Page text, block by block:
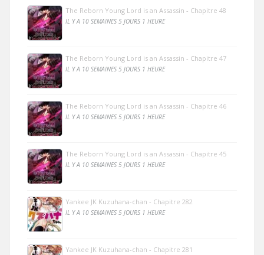
The Reborn Young Lord is an Assassin - Chapitre 48
IL Y A 10 SEMAINES 5 JOURS 1 HEURE
The Reborn Young Lord is an Assassin - Chapitre 47
IL Y A 10 SEMAINES 5 JOURS 1 HEURE
The Reborn Young Lord is an Assassin - Chapitre 46
IL Y A 10 SEMAINES 5 JOURS 1 HEURE
The Reborn Young Lord is an Assassin - Chapitre 45
IL Y A 10 SEMAINES 5 JOURS 1 HEURE
Yankee JK Kuzuhana-chan - Chapitre 282
IL Y A 10 SEMAINES 5 JOURS 1 HEURE
Yankee JK Kuzuhana-chan - Chapitre 281